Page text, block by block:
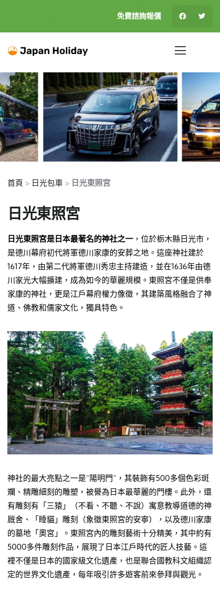
免費諮詢報價
首頁 > 日光包車 > 日光東照宮
日光東照宮
日光東照宮是日本最著名的神社之一 ，位於栃木縣日光市，
是德川幕府初代將軍德川家康的安葬之地。這座神社建於
1617年，由第二代將軍德川秀忠主持建造，並在1636年由德
川家光大幅擴建，成為如今的華麗規模。東照宮不僅是供奉
家康的神社，更是江戶幕府權力像徵，其建築風格融合了神
道、佛教和儒家文化，獨具特色。
神社的最大亮點之一是“陽明門”，其裝飾有500多個色彩斑
斕、精雕細刻的雕塑，被譽為日本最華麗的門樓。此外，還
有雕刻有「三猿」（不看、不聽、不說）寓意教導道德的神
厩舍、「睡貓」雕刻（象徵東照宮的安寧），以及德川家康
的墓地「奧宮」。東照宮內的雕刻藝術十分精美，其中約有
5000多件雕刻作品，展現了日本江戶時代的匠人技藝。這
裡不僅是日本的國家級文化遺產，也是聯合國教科文組織認
定的世界文化遺產，每年吸引許多遊客前來參拜與觀光。